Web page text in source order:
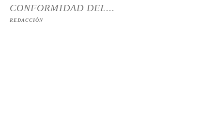
CONFORMIDAD DEL...
REDACCIÓN